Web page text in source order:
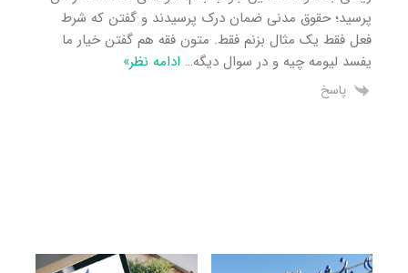
پرسید؛ حقوق مدنی ضمان درک پرسیدند و گفتن که شرط
فعل فقط یک مثال بزنم فقط. متون فقه هم گفتن خیار ما
یفسد لیومه چیه و در سوال دیگه… ادامه نظر»
پاسخ